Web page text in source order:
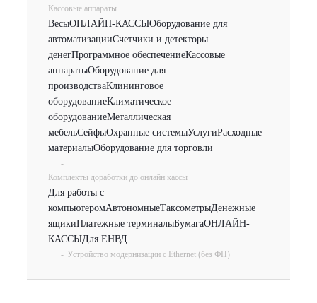
Кассовые аппараты
ВесыОНЛАЙН-КАССЫОборудование для
автоматизацииСчетчики и детекторы
денегПрограммное обеспечениеКассовые
аппаратыОборудование для
производстваКлининговое
оборудованиеКлиматическое
оборудованиеМеталлическая
мебельСейфыОхранные системыУслугиРасходные
материалыОборудование для торговли
-
Комплекты доработки до онлайн кассы
Для работы с
компьютеромАвтономныеТаксометрыДенежные
ящикиПлатежные терминалыБумагаОНЛАЙН-
КАССЫДля ЕНВД
- Устройство модернизации с Ethernet (без ФН)